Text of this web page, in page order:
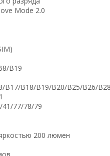
Mode 2.0
B19
B18/B19/B20/B25/B26/
41/77/78/79
200 люмен